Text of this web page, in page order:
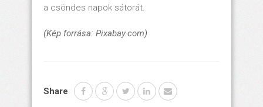
a csöndes napok sátorát.
(Kép forrása: Pixabay.com)
Share